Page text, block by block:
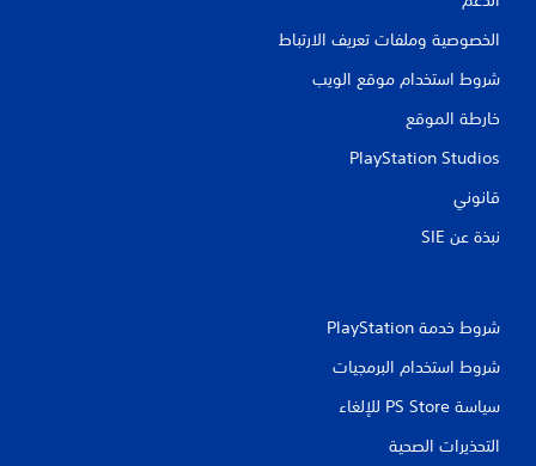
الخصوصية وملفات تعريف الارتباط
شروط استخدام موقع الويب
خارطة الموقع
PlayStation Studios
قانوني
نبذة عن SIE‏
شروط خدمة PlayStation‏
شروط استخدام البرمجيات
سياسة PS Store للإلغاء
التحذيرات الصحية